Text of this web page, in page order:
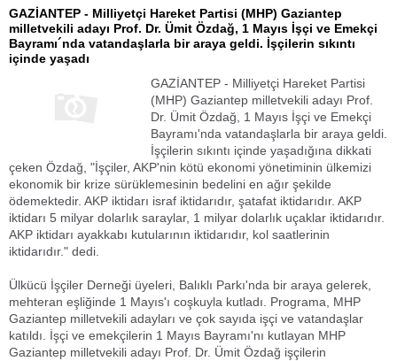
GAZİANTEP - Milliyetçi Hareket Partisi (MHP) Gaziantep
milletvekili adayı Prof. Dr. Ümit Özdağ, 1 Mayıs İşçi ve Emekçi
Bayramı´nda vatandaşlarla bir araya geldi. İşçilerin sıkıntı
içinde yaşadı
GAZİANTEP - Milliyetçi Hareket Partisi
(MHP) Gaziantep milletvekili adayı Prof.
Dr. Ümit Özdağ, 1 Mayıs İşçi ve Emekçi
Bayramı'nda vatandaşlarla bir araya geldi.
İşçilerin sıkıntı içinde yaşadığına dikkati
çeken Özdağ, "İşçiler, AKP'nin kötü ekonomi yönetiminin ülkemizi
ekonomik bir krize sürüklemesinin bedelini en ağır şekilde
ödemektedir. AKP iktidarı israf iktidarıdır, şatafat iktidarıdır. AKP
iktidarı 5 milyar dolarlık saraylar, 1 milyar dolarlık uçaklar iktidarıdır.
AKP iktidarı ayakkabı kutularının iktidarıdır, kol saatlerinin
iktidarıdır." dedi.
Ülkücü İşçiler Derneği üyeleri, Balıklı Parkı'nda bir araya gelerek,
mehteran eşliğinde 1 Mayıs'ı coşkuyla kutladı. Programa, MHP
Gaziantep milletvekili adayları ve çok sayıda işçi ve vatandaşlar
katıldı. İşçi ve emekçilerin 1 Mayıs Bayramı'nı kutlayan MHP
Gaziantep milletvekili adayı Prof. Dr. Ümit Özdağ işçilerin